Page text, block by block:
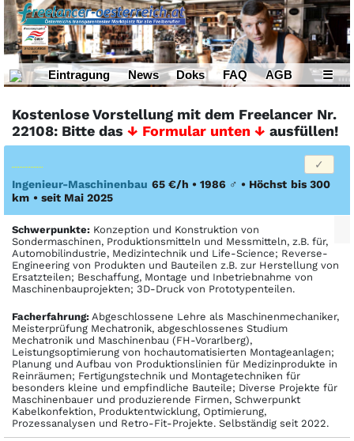
Eintragung News Doks FAQ AGB ☰
Kostenlose Vorstellung mit dem Freelancer Nr.
22108: Bitte das ↓ Formular unten ↓ ausfüllen!
Ingenieur-Maschinenbau 65 €/h • 1986 ♂ • Höchst bis 300
km • seit Mai 2025
Schwerpunkte: Konzeption und Konstruktion von
Sondermaschinen, Produktionsmitteln und Messmitteln, z.B. für,
Automobilindustrie, Medizintechnik und Life-Science; Reverse-
Engineering von Produkten und Bauteilen z.B. zur Herstellung von
Ersatzteilen; Beschaffung, Montage und Inbetriebnahme von
Maschinenbauprojekten; 3D-Druck von Prototypenteilen.
Facher­fahrung: Abgeschlossene Lehre als Maschinenmechaniker,
Meisterprüfung Mechatronik, abgeschlossenes Studium
Mechatronik und Maschinenbau (FH-Vorarlberg),
Leistungsoptimierung von hochautomatisierten Montageanlagen;
Planung und Aufbau von Produktionslinien für Medizinprodukte in
Reinräumen; Fertigungstechnik und Montagetechniken für
besonders kleine und empfindliche Bauteile; Diverse Projekte für
Maschinenbauer und produzierende Firmen, Schwerpunkt
Kabelkonfektion, Produktentwicklung, Optimierung,
Prozessanalysen und Retro-Fit-Projekte. Selbständig seit 2022.